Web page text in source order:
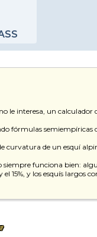
le interesa, un
fórmulas semiempíricas
curvatura de un esquí
funciona bien:
15%, y los esquís largos